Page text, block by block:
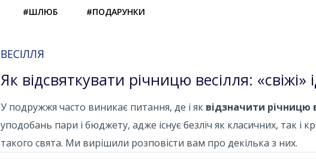
#ШЛЮБ #ПОДАРУНКИ
ВЕСІЛЛЯ
Як відсвяткувати річницю весілля: «свіжі»
У подружжя часто виникає питання, де і як відзначити річницю
уподобань пари і бюджету, адже існує безліч як класичних, так і
такого свята. Ми вирішили розповісти вам про декілька з них.